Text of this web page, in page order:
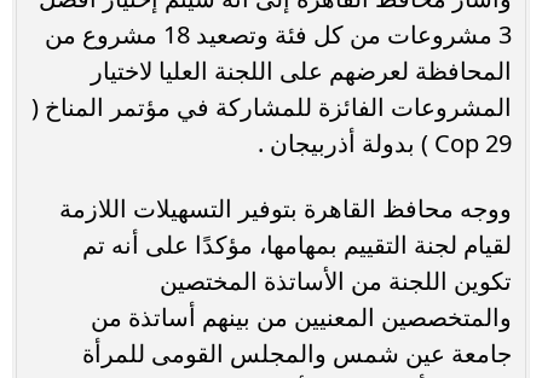
3 مشروعات من كل فئة وتصعيد 18 مشروع من
المحافظة لعرضهم على اللجنة العليا لاختيار
المشروعات الفائزة للمشاركة في مؤتمر المناخ (
Cop 29 ) بدولة أذربيجان .
ووجه محافظ القاهرة بتوفير التسهيلات اللازمة
لقيام لجنة التقييم بمهامها، مؤكدًا على أنه تم
تكوين اللجنة من الأساتذة المختصين
والمتخصصين المعنيين من بينهم أساتذة من
جامعة عين شمس والمجلس القومى للمرأة